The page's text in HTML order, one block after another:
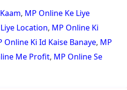
, MP Online Ke Liye
Location, MP Online Ki
Online Ki Id Kaise Banaye, MP
Me Profit, MP Online Se